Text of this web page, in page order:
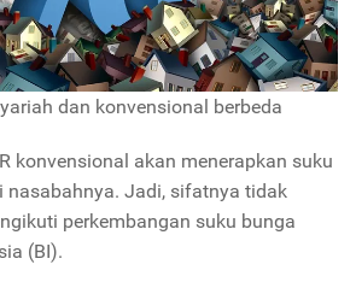
dan konvensional berbeda
konvensional akan menerapkan suku
nasabahnya. Jadi, sifatnya tidak
perkembangan suku bunga
(BI).